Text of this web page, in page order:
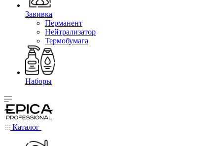
Завивка
Перманент
Нейтрализатор
Термобумага
Наборы
Каталог